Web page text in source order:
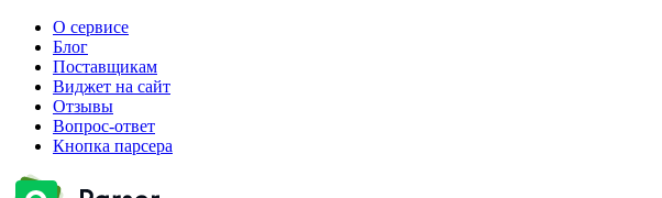
О сервисе
Блог
Поставщикам
Виджет на сайт
Отзывы
Вопрос-ответ
Кнопка парсера